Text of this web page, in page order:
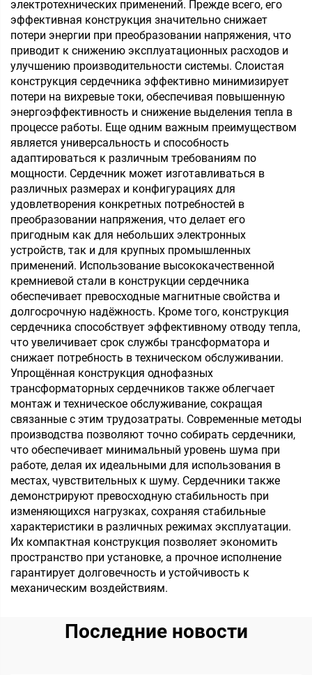
электротехнических применений. Прежде всего, его
эффективная конструкция значительно снижает
потери энергии при преобразовании напряжения, что
приводит к снижению эксплуатационных расходов и
улучшению производительности системы. Слоистая
конструкция сердечника эффективно минимизирует
потери на вихревые токи, обеспечивая повышенную
энергоэффективность и снижение выделения тепла в
процессе работы. Еще одним важным преимуществом
является универсальность и способность
адаптироваться к различным требованиям по
мощности. Сердечник может изготавливаться в
различных размерах и конфигурациях для
удовлетворения конкретных потребностей в
преобразовании напряжения, что делает его
пригодным как для небольших электронных
устройств, так и для крупных промышленных
применений. Использование высококачественной
кремниевой стали в конструкции сердечника
обеспечивает превосходные магнитные свойства и
долгосрочную надёжность. Кроме того, конструкция
сердечника способствует эффективному отводу тепла,
что увеличивает срок службы трансформатора и
снижает потребность в техническом обслуживании.
Упрощённая конструкция однофазных
трансформаторных сердечников также облегчает
монтаж и техническое обслуживание, сокращая
связанные с этим трудозатраты. Современные методы
производства позволяют точно собирать сердечники,
что обеспечивает минимальный уровень шума при
работе, делая их идеальными для использования в
местах, чувствительных к шуму. Сердечники также
демонстрируют превосходную стабильность при
изменяющихся нагрузках, сохраняя стабильные
характеристики в различных режимах эксплуатации.
Их компактная конструкция позволяет экономить
пространство при установке, а прочное исполнение
гарантирует долговечность и устойчивость к
механическим воздействиям.
Последние новости